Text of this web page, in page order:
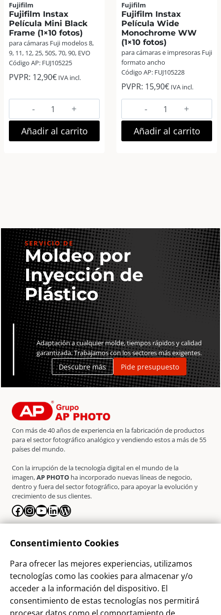
Fujifilm
Fujifilm Instax
Película Mini Black
Frame (1×10 fotos)
para cámaras Fuji modelos 8,
9, 11, 12, 25, 50S, 70, 90, EVO
Código AP: FUJ105225
PVPR: 12,90€ IVA incl.
Fujifilm
Instax
Película
Mini
Añadir al carrito
Fujifilm
Fujifilm Instax
Película Wide
Monochrome WW
(1×10 fotos)
para cámaras e impresoras Fuji
formato ancho
Código AP: FUJ105228
PVPR: 15,90€ IVA incl.
Fujifilm
Instax
Película
Wide
Añadir al carrito
SERVICIO DE
Moldeo por
Inyección de
Plástico
Adaptación a cualquier molde, tiempos rápidos y calidad
garantizada. Trabajamos con los sectores más exigentes.
Descubre más Pide presupuesto
Con más de 40 años de experiencia en la fabricación de productos
para el sector fotográfico analógico y vendiendo estos a más de 55
países del mundo.
Con la irrupción de la tecnología digital en el mundo de la
imagen,AP PHOTO ha incorporado nuevas líneas de negocio,
dentro y fuera del sector fotográfico, para apoyar la evolución y
crecimiento de sus clientes.
Facebook
Instagram
YouTube
LinkedIn
WordPress
Contacto
Sostenibilidad
Blog
Consentimiento Cookies
Para ofrecer las mejores experiencias, utilizamos
tecnologías como las cookies para almacenar y/o
acceder a la información del dispositivo. El
consentimiento de estas tecnologías nos permitirá